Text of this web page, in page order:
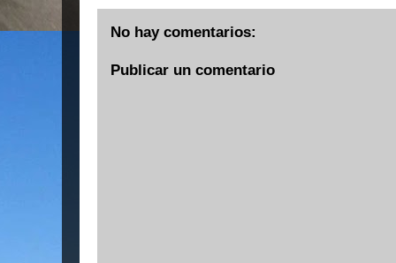
No hay comentarios:
Publicar un comentario